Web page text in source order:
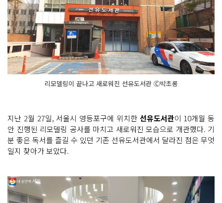
리모델링이 끝나고 새로워진 선유도서관 Ⓒ박초롱
지난 2월 27일, 서울시 영등포구에 위치한 선유도서관이 10개월 동
안 진행된 리모델링 공사를 마치고 새로워진 모습으로 개관했다. 기
분 좋은 독서를 즐길 수 있던 기존 선유도서관에서 달라진 점은 무엇
일지 찾아가 보았다.